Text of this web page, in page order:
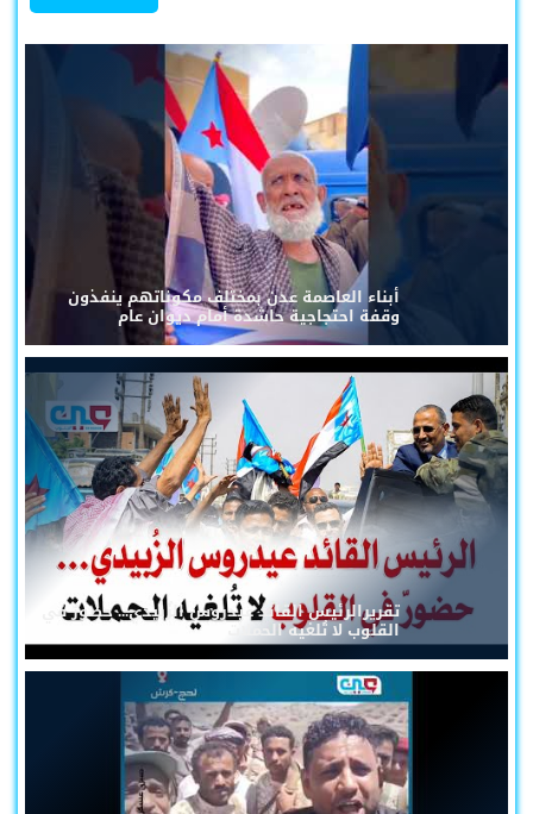
أبناء العاصمة عدن بمختلف مكوناتهم ينفذون
وقفة احتجاجية حاشدة أمام ديوان عام
تقريرالرئيس القائد عيدروس الزُبيدي... حضورٌ في
القلوب لا تُلغيه الحملات